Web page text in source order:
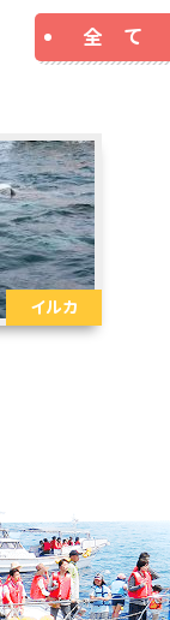
全 て
イルカ